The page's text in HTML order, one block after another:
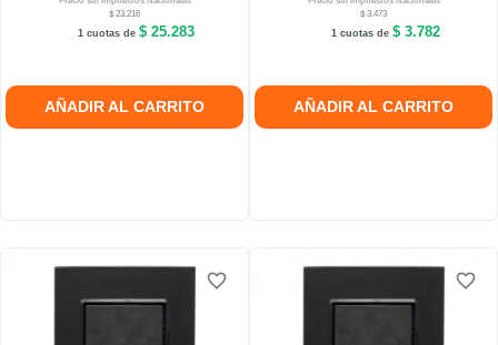
$ 23.216
1 cuotas de$ 25.283
AÑADIR AL CARRITO
$ 3.473
1 cuotas de $ 3.782
AÑADIR AL CARRITO
favorite_border
favorite_border
favorite_border favorite_border
favorite_border
favorite_border